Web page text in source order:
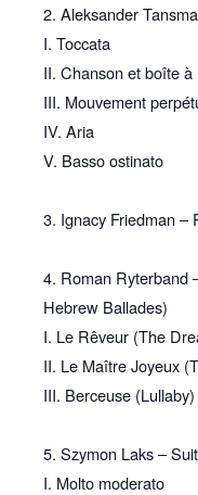
2. Aleksander
I. Toccata
II. Chanson et boîte
III. Mouvement
IV. Aria
V. Basso ostinato
3. Ignacy Friedman –
4. Roman Ryterband
Hebrew Ballades)
I. Le Rêveur (The
II. Le Maître Joyeux
III. Berceuse (Lullaby)
5. Szymon Laks –
I. Molto moderato